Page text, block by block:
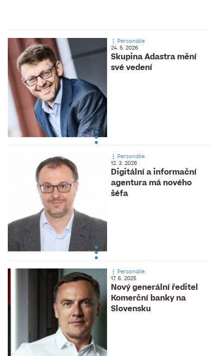
Skupina Adastra mění
své vedení
Personálie
24. 5. 2026
Digitální a informační
agentura má nového
šéfa
Personálie
12. 3. 2026
Nový generální ředitel
Komerční banky na
Slovensku
Personálie
17. 6. 2025